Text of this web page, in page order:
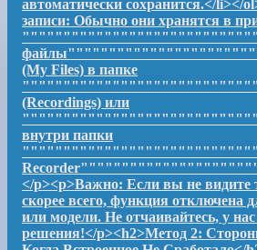
автоматически сохранится.</li></
записи: Обычно они хранятся в
(My Files) в папке
(Recordings) или
внутри папки
</p><p>Важно: Если вы не видите
скорее всего, функция отключена
или модели. Не отчаивайтесь, у нас
решения!</p><h2>Метод 2: